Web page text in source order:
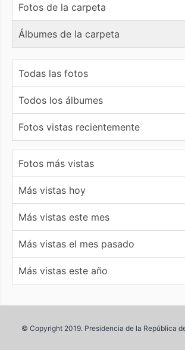
Fotos de la carpeta
Álbumes de la carpeta
Todas las fotos
Todos los álbumes
Fotos vistas recientemente
Fotos más vistas
Más vistas hoy
Más vistas este mes
Más vistas el mes pasado
Más vistas este año
© Copyright 2019. Presidencia de la República